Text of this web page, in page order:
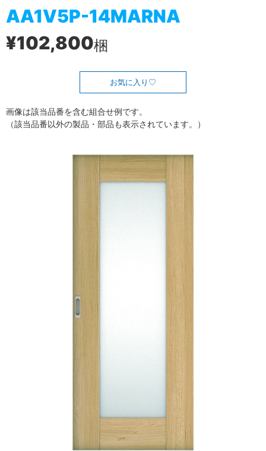
AA1V5P-14MARNA
¥102,800梱
お気に入り
画像は該当品番を含む組合せ例です。
（該当品番以外の製品・部品も表示されています。）